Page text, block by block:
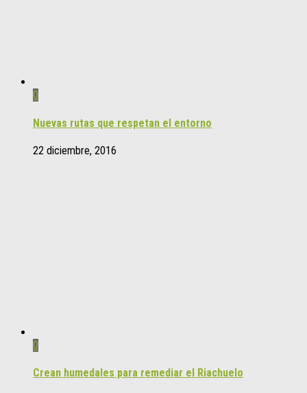
0
Nuevas rutas que respetan el entorno
22 diciembre, 2016
0
Crean humedales para remediar el Riachuelo